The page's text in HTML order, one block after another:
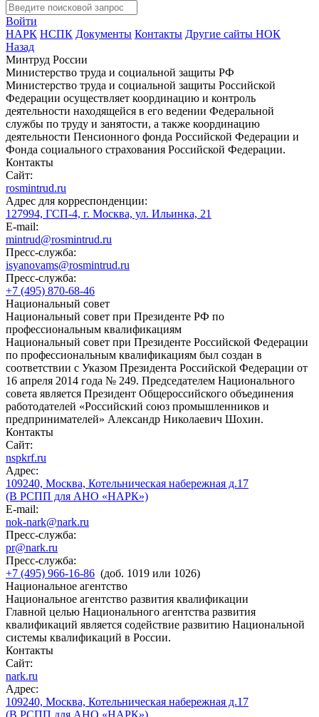
Войти
НАРК НСПК Документы Контакты Другие сайты НОК
Назад
Минтруд России
Министерство труда и социальной защиты РФ
Министерство труда и социальной защиты Российской
Федерации осуществляет координацию и контроль
деятельности находящейся в его ведении Федеральной
службы по труду и занятости, а также координацию
деятельности Пенсионного фонда Российской Федерации и
Фонда социального страхования Российской Федерации.
Контакты
Сайт:
rosmintrud.ru
Адрес для корреспонденции:
127994, ГСП-4, г. Москва, ул. Ильинка, 21
E-mail:
mintrud@rosmintrud.ru
Пресс-служба:
isyanovams@rosmintrud.ru
Пресс-служба:
+7 (495) 870-68-46
Национальный совет
Национальный совет при Президенте РФ по
профессиональным квалификациям
Национальный совет при Президенте Российской Федерации
по профессиональным квалификациям был создан в
соответствии с Указом Президента Российской Федерации от
16 апреля 2014 года № 249. Председателем Национального
совета является Президент Общероссийского объединения
работодателей «Российский союз промышленников и
предпринимателей» Александр Николаевич Шохин.
Контакты
Сайт:
nspkrf.ru
Адрес:
109240, Москва, Котельническая набережная д.17
(В РСПП для АНО «НАРК»)
E-mail:
nok-nark@nark.ru
Пресс-служба:
pr@nark.ru
Пресс-служба:
+7 (495) 966-16-86 (доб. 1019 или 1026)
Национальное агентство
Национальное агентство развития квалификации
Главной целью Национального агентства развития
квалификаций является содействие развитию Национальной
системы квалификаций в России.
Контакты
Сайт:
nark.ru
Адрес:
109240, Москва, Котельническая набережная д.17
(В РСПП для АНО «НАРК»)